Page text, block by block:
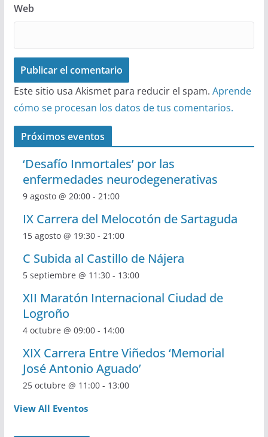
Web
Este sitio usa Akismet para reducir el spam. Aprende
cómo se procesan los datos de tus comentarios.
Próximos eventos
‘Desafío Inmortales’ por las
enfermedades neurodegenerativas
9 agosto @ 20:00- 21:00
IX Carrera del Melocotón de Sartaguda
15 agosto @ 19:30- 21:00
C Subida al Castillo de Nájera
5 septiembre @ 11:30- 13:00
XII Maratón Internacional Ciudad de
Logroño
4 octubre @ 09:00- 14:00
XIX Carrera Entre Viñedos ‘Memorial
José Antonio Aguado’
25 octubre @ 11:00- 13:00
View All Eventos